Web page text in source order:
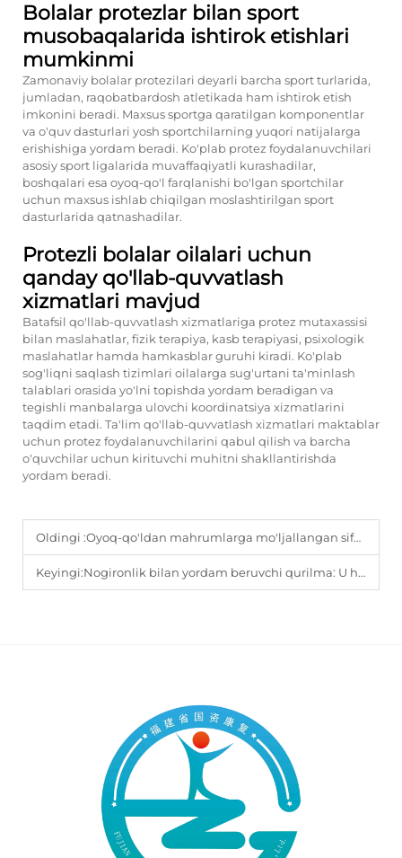
Bolalar protezlar bilan sport
musobaqalarida ishtirok etishlari
mumkinmi
Zamonaviy bolalar protezilari deyarli barcha sport turlarida,
jumladan, raqobatbardosh atletikada ham ishtirok etish
imkonini beradi. Maxsus sportga qaratilgan komponentlar
va o'quv dasturlari yosh sportchilarning yuqori natijalarga
erishishiga yordam beradi. Ko'plab protez foydalanuvchilari
asosiy sport ligalarida muvaffaqiyatli kurashadilar,
boshqalari esa oyoq-qo'l farqlanishi bo'lgan sportchilar
uchun maxsus ishlab chiqilgan moslashtirilgan sport
dasturlarida qatnashadilar.
Protezli bolalar oilalari uchun
qanday qo'llab-quvvatlash
xizmatlari mavjud
Batafsil qo'llab-quvvatlash xizmatlariga protez mutaxassisi
bilan maslahatlar, fizik terapiya, kasb terapiyasi, psixologik
maslahatlar hamda hamkasblar guruhi kiradi. Ko'plab
sog'liqni saqlash tizimlari oilalarga sug'urtani ta'minlash
talablari orasida yo'lni topishda yordam beradigan va
tegishli manbalarga ulovchi koordinatsiya xizmatlarini
taqdim etadi. Ta'lim qo'llab-quvvatlash xizmatlari maktablar
uchun protez foydalanuvchilarini qabul qilish va barcha
o'quvchilar uchun kirituvchi muhitni shakllantirishda
yordam beradi.
Oldingi :Oyoq-qo'ldan mahrumlarga mo'ljallangan sifatli protezlar aksessuarlarining afzalliklari qanday?
Keyingi:Nogironlik bilan yordam beruvchi qurilma: U hayot sifatini qanday yaxshilaydi?